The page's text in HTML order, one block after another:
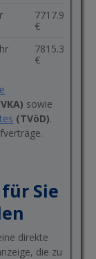
7717.96
€
7815.30
€
sowie
(TVöD).
Sie
direkte
die zu